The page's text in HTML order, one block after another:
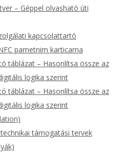
– Géppel olvasható úti
kapcsolattartó
pametnim karticama
táblázat – Hasonlítsa össze az
logika szerint
táblázat – Hasonlítsa össze az
logika szerint
támogatási tervek